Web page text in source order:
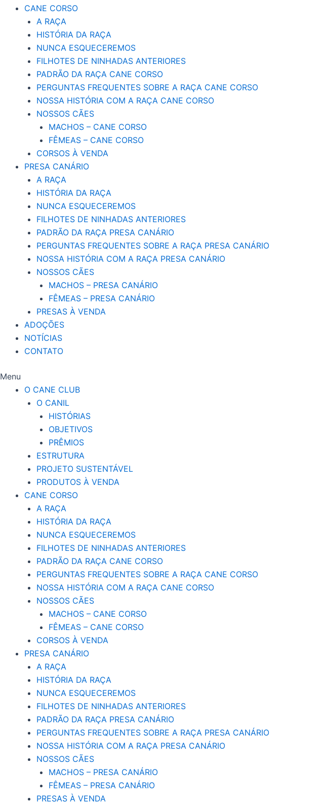
CANE CORSO
A RAÇA
HISTÓRIA DA RAÇA
NUNCA ESQUECEREMOS
FILHOTES DE NINHADAS ANTERIORES
PADRÃO DA RAÇA CANE CORSO
PERGUNTAS FREQUENTES SOBRE A RAÇA CANE CORSO
NOSSA HISTÓRIA COM A RAÇA CANE CORSO
NOSSOS CÃES
MACHOS – CANE CORSO
FÊMEAS – CANE CORSO
CORSOS À VENDA
PRESA CANÁRIO
A RAÇA
HISTÓRIA DA RAÇA
NUNCA ESQUECEREMOS
FILHOTES DE NINHADAS ANTERIORES
PADRÃO DA RAÇA PRESA CANÁRIO
PERGUNTAS FREQUENTES SOBRE A RAÇA PRESA CANÁRIO
NOSSA HISTÓRIA COM A RAÇA PRESA CANÁRIO
NOSSOS CÃES
MACHOS – PRESA CANÁRIO
FÊMEAS – PRESA CANÁRIO
PRESAS À VENDA
ADOÇÕES
NOTÍCIAS
CONTATO
Menu
O CANE CLUB
O CANIL
HISTÓRIAS
OBJETIVOS
PRÊMIOS
ESTRUTURA
PROJETO SUSTENTÁVEL
PRODUTOS À VENDA
CANE CORSO
A RAÇA
HISTÓRIA DA RAÇA
NUNCA ESQUECEREMOS
FILHOTES DE NINHADAS ANTERIORES
PADRÃO DA RAÇA CANE CORSO
PERGUNTAS FREQUENTES SOBRE A RAÇA CANE CORSO
NOSSA HISTÓRIA COM A RAÇA CANE CORSO
NOSSOS CÃES
MACHOS – CANE CORSO
FÊMEAS – CANE CORSO
CORSOS À VENDA
PRESA CANÁRIO
A RAÇA
HISTÓRIA DA RAÇA
NUNCA ESQUECEREMOS
FILHOTES DE NINHADAS ANTERIORES
PADRÃO DA RAÇA PRESA CANÁRIO
PERGUNTAS FREQUENTES SOBRE A RAÇA PRESA CANÁRIO
NOSSA HISTÓRIA COM A RAÇA PRESA CANÁRIO
NOSSOS CÃES
MACHOS – PRESA CANÁRIO
FÊMEAS – PRESA CANÁRIO
PRESAS À VENDA